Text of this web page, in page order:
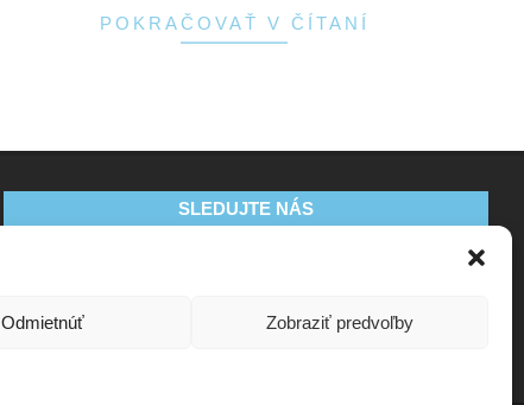
Odmietnúť Zobraziť predvoľby
POKRAČOVAŤ V ČÍTANÍ
SLEDUJTE NÁS